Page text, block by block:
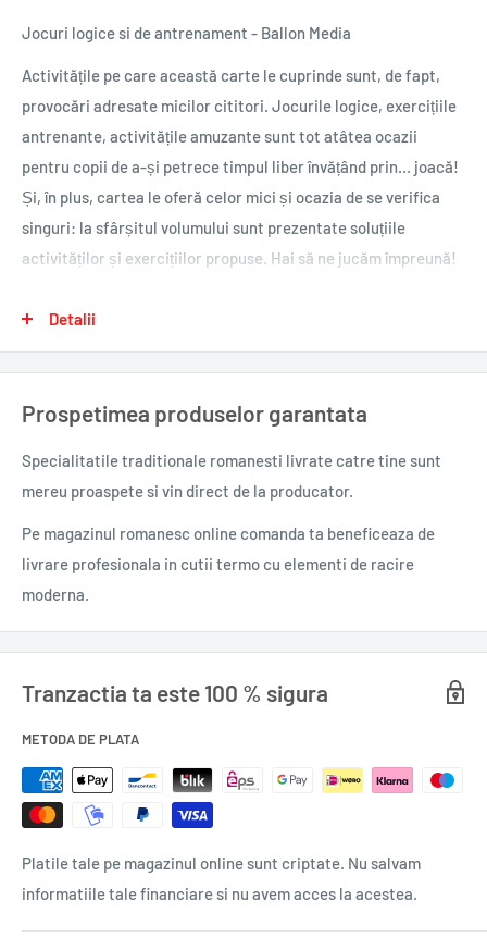
Jocuri logice si de antrenament - Ballon Media
Activitățile pe care această carte le cuprinde sunt, de fapt,
provocări adresate micilor cititori. Jocurile logice, exercițiile
antrenante, activitățile amuzante sunt tot atâtea ocazii
pentru copii de a-și petrece timpul liber învățând prin… joacă!
Și, în plus, cartea le oferă celor mici și ocazia de se verifica
singuri: la sfârșitul volumului sunt prezentate soluțiile
activităților și exercițiilor propuse. Hai să ne jucăm împreună!
Domeniu: Literatură pentru copii & Adolescenți
Dată apariție: 03-2019
Nr. pagini: 96
Format: 22.5x16.5
Titlu original Énigmes et jeux de logique 11+
Ediția: I
Nr. Volume: I
Detalii
Prospetimea produselor garantata
Specialitatile traditionale romanesti livrate catre tine sunt
mereu proaspete si vin direct de la producator.
Pe magazinul romanesc online comanda ta beneficeaza de
livrare profesionala in cutii termo cu elementi de racire
moderna.
Tranzactia ta este 100 % sigura
METODA DE PLATA
Platile tale pe magazinul online sunt criptate. Nu salvam
informatiile tale financiare si nu avem acces la acestea.